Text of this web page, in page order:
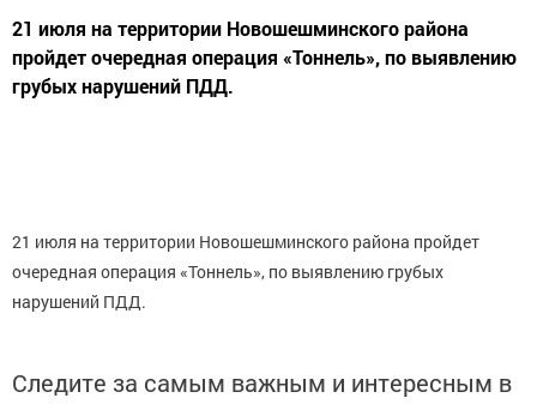
21 июля на территории Новошешминского района
пройдет очередная операция «Тоннель», по выявлению
грубых нарушений ПДД.
21 июля на территории Новошешминского района пройдет
очередная операция «Тоннель», по выявлению грубых
нарушений ПДД.
Следите за самым важным и интересным в